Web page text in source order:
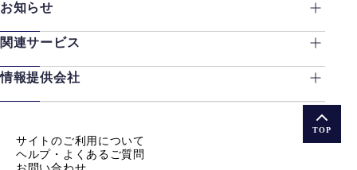
お知らせ
関連サービス
情報提供会社
サイトのご利用について
ヘルプ・よくあるご質問
TOP